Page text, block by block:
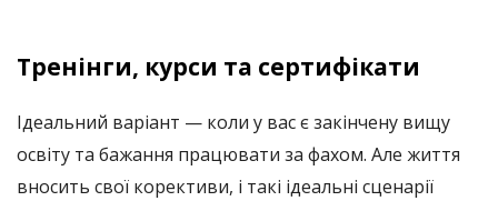
Тренінги, курси та сертифікати
Ідеальний варіант — коли у вас є закінчену вищу
освіту та бажання працювати за фахом. Але життя
вносить свої корективи, і такі ідеальні сценарії